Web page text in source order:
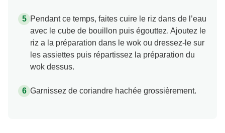
Pendant ce temps, faites cuire le riz dans de l’eau
avec le cube de bouillon puis égouttez. Ajoutez le
riz a la préparation dans le wok ou dressez-le sur
les assiettes puis répartissez la préparation du
wok dessus.
Garnissez de coriandre hachée grossièrement.